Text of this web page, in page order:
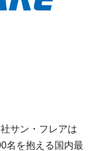
サン・フレアは
名を抱える国内最